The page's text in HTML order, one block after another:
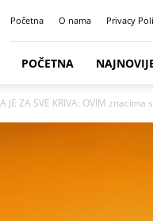
Početna O nama Privacy
POČETNA
JE ZA SVE KRIVA: OVIM